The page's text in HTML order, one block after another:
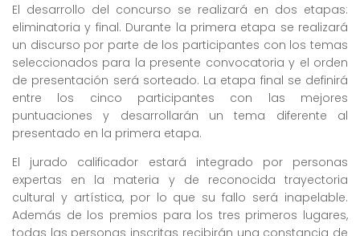
El desarrollo del concurso se realizará en dos etapas:
eliminatoria y final. Durante la primera etapa se realizará
un discurso por parte de los participantes con los temas
seleccionados para la presente convocatoria y el orden
de presentación será sorteado. La etapa final se definirá
entre los cinco participantes con las mejores
puntuaciones y desarrollarán un tema diferente al
presentado en la primera etapa.
El jurado calificador estará integrado por personas
expertas en la materia y de reconocida trayectoria
cultural y artística, por lo que su fallo será inapelable.
Además de los premios para los tres primeros lugares,